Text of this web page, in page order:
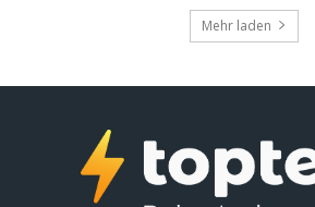
Mehr laden